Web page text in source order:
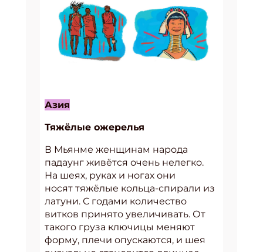
Азия
Тяжёлые ожерелья
В Мьянме женщинам народа
падаунг живётся очень нелегко.
На шеях, руках и ногах они
носят тяжёлые кольца-спирали из
латуни. С годами количество
витков принято увеличивать. От
такого груза ключицы меняют
форму, плечи опускаются, и шея